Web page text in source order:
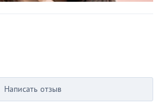
Написать отзыв